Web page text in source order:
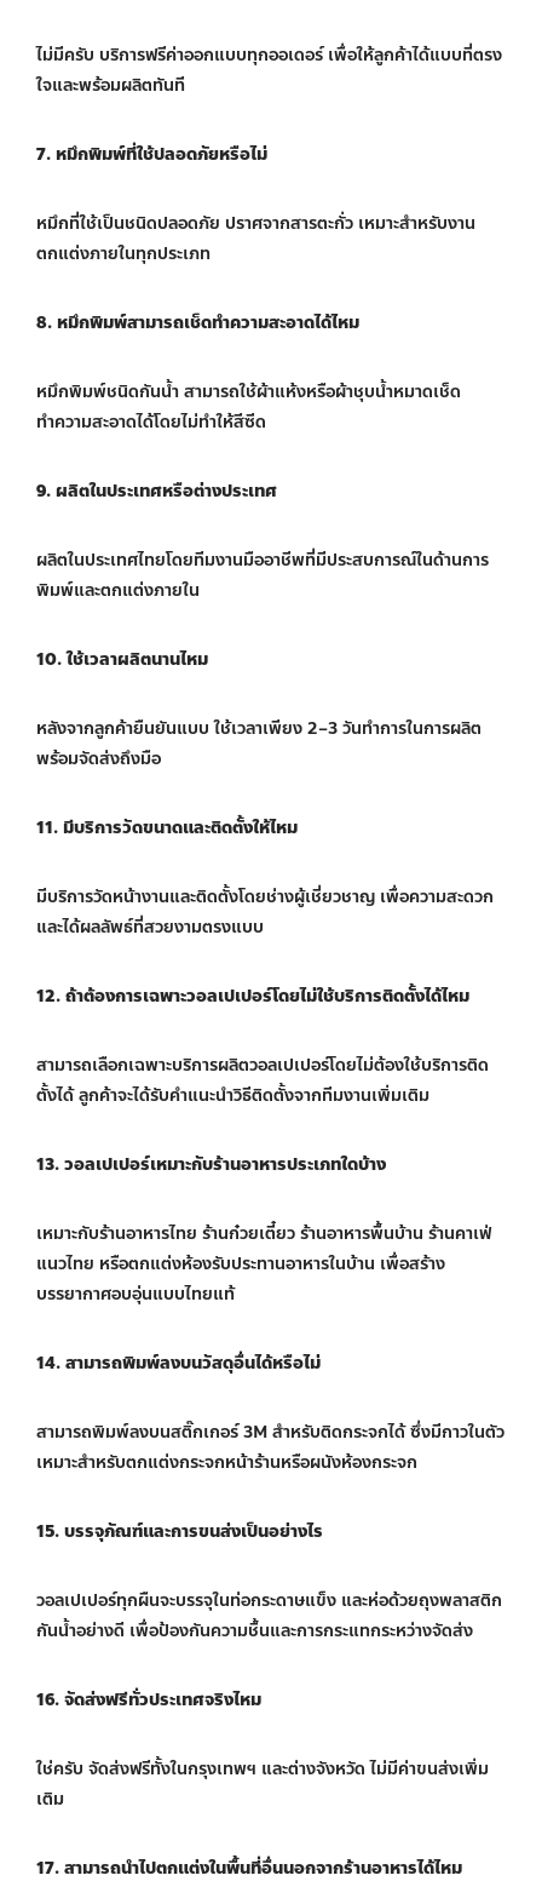
ไม่มีครับ บริการฟรีค่าออกแบบทุกออเดอร์ เพื่อให้ลูกค้าได้แบบที่ตรง
ใจและพร้อมผลิตทันที
7. หมึกพิมพ์ที่ใช้ปลอดภัยหรือไม่
หมึกที่ใช้เป็นชนิดปลอดภัย ปราศจากสารตะกั่ว เหมาะสำหรับงาน
ตกแต่งภายในทุกประเภท
8. หมึกพิมพ์สามารถเช็ดทำความสะอาดได้ไหม
หมึกพิมพ์ชนิดกันน้ำ สามารถใช้ผ้าแห้งหรือผ้าชุบน้ำหมาดเช็ด
ทำความสะอาดได้โดยไม่ทำให้สีซีด
9. ผลิตในประเทศหรือต่างประเทศ
ผลิตในประเทศไทยโดยทีมงานมืออาชีพที่มีประสบการณ์ในด้านการ
พิมพ์และตกแต่งภายใน
10. ใช้เวลาผลิตนานไหม
หลังจากลูกค้ายืนยันแบบ ใช้เวลาเพียง 2–3 วันทำการในการผลิต
พร้อมจัดส่งถึงมือ
11. มีบริการวัดขนาดและติดตั้งให้ไหม
มีบริการวัดหน้างานและติดตั้งโดยช่างผู้เชี่ยวชาญ เพื่อความสะดวก
และได้ผลลัพธ์ที่สวยงามตรงแบบ
12. ถ้าต้องการเฉพาะวอลเปเปอร์โดยไม่ใช้บริการติดตั้งได้ไหม
สามารถเลือกเฉพาะบริการผลิตวอลเปเปอร์โดยไม่ต้องใช้บริการติด
ตั้งได้ ลูกค้าจะได้รับคำแนะนำวิธีติดตั้งจากทีมงานเพิ่มเติม
13. วอลเปเปอร์เหมาะกับร้านอาหารประเภทใดบ้าง
เหมาะกับร้านอาหารไทย ร้านก๋วยเตี๋ยว ร้านอาหารพื้นบ้าน ร้านคาเฟ่
แนวไทย หรือตกแต่งห้องรับประทานอาหารในบ้าน เพื่อสร้าง
บรรยากาศอบอุ่นแบบไทยแท้
14. สามารถพิมพ์ลงบนวัสดุอื่นได้หรือไม่
สามารถพิมพ์ลงบนสติ๊กเกอร์ 3M สำหรับติดกระจกได้ ซึ่งมีกาวในตัว
เหมาะสำหรับตกแต่งกระจกหน้าร้านหรือผนังห้องกระจก
15. บรรจุภัณฑ์และการขนส่งเป็นอย่างไร
วอลเปเปอร์ทุกผืนจะบรรจุในท่อกระดาษแข็ง และห่อด้วยถุงพลาสติก
กันน้ำอย่างดี เพื่อป้องกันความชื้นและการกระแทกระหว่างจัดส่ง
16. จัดส่งฟรีทั่วประเทศจริงไหม
ใช่ครับ จัดส่งฟรีทั้งในกรุงเทพฯ และต่างจังหวัด ไม่มีค่าขนส่งเพิ่ม
เติม
17. สามารถนำไปตกแต่งในพื้นที่อื่นนอกจากร้านอาหารได้ไหม